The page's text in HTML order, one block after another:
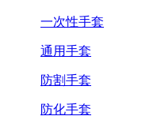
一次性手套
通用手套
防割手套
防化手套